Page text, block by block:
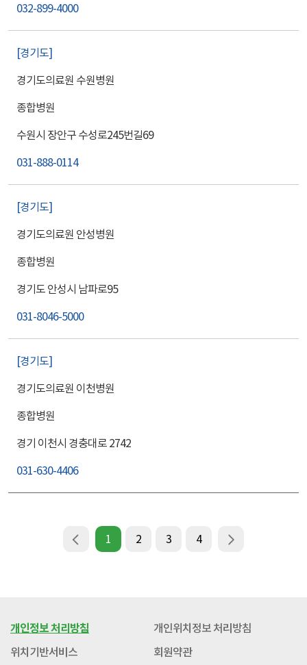
032-899-4000
경기도
경기도의료원 수원병원
종합병원
수원시 장안구 수성로245번길69
031-888-0114
경기도
경기도의료원 안성병원
종합병원
경기도 안성시 남파로95
031-8046-5000
경기도
경기도의료원 이천병원
종합병원
경기 이천시 경충대로 2742
031-630-4406
1 2 3 4
개인정보 처리방침
개인위치정보 처리방침
위치기반서비스
회원약관